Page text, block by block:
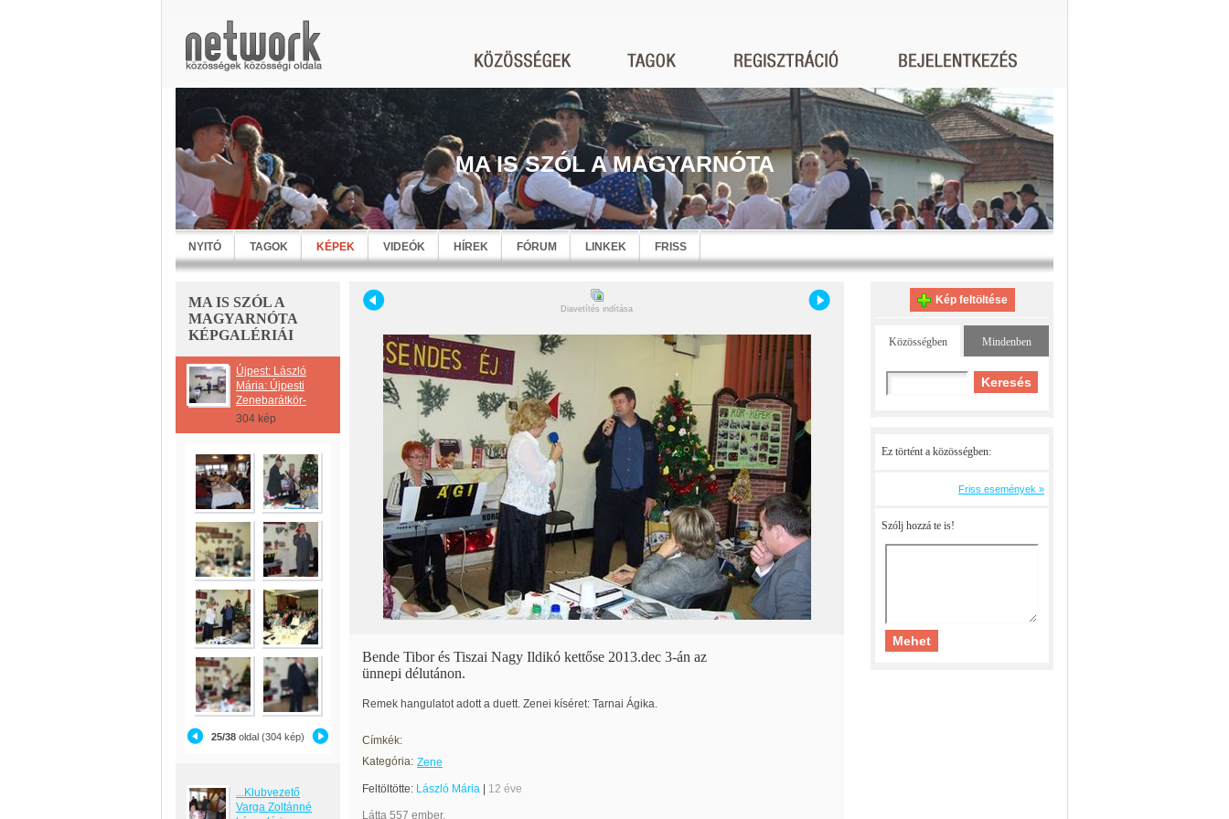
MA IS SZÓL A MAGYARNÓTA
NYITÓ TAGOK KÉPEK VIDEÓK HÍREK FÓRUM LINKEK FRISS
MA IS SZÓL A
MAGYARNÓTA
KÉPGALÉRIÁI
Újpest: László
Mária: Újpesti
Zenebarátkör-
304 kép
25/38 oldal (304 kép)
...Klubvezető
Varga Zoltánné
Diavetítés indítása
Bende Tibor és Tiszai Nagy Ildikó kettőse 2013.dec 3-án az
ünnepi délutánon.
Remek hangulatot adott a duett. Zenei kíséret: Tarnai Ágika.
Címkék:
Kategória: Zene
Feltöltötte: László Mária 12 éve
Látta 557 ember.
Kép feltöltése
Közösségben Mindenben
Ez történt a közösségben:
Friss események »
Szólj hozzá te is!